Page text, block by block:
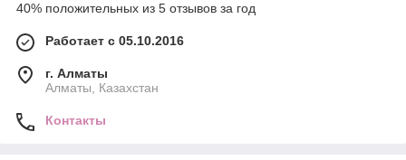
40% положительных из 5 отзывов за год
Работает с 05.10.2016
г. Алматы
Алматы, Казахстан
Контакты